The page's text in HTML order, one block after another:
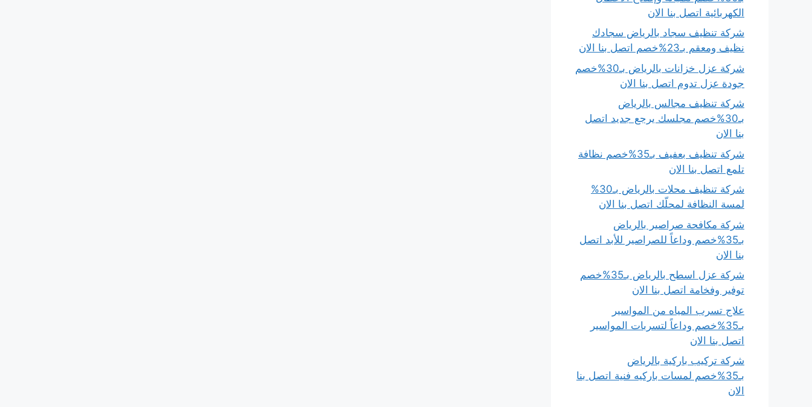
الكهربائية اتصل بنا الان
شركة تنظيف سجاد بالرياض سجادك
نظيف ومعقم بـ23%خصم اتصل بنا الان
شركة عزل خزانات بالرياض بـ30%خصم
جودة عزل تدوم اتصل بنا الان
شركة تنظيف مجالس بالرياض
بـ30%خصم مجلسك يرجع جديد اتصل
بنا الان
شركة تنظيف بعفيف بـ35%خصم نظافة
تلمع اتصل بنا الان
شركة تنظيف محلات بالرياض بـ30%
لمسة النظافة لمحلّك اتصل بنا الان
شركة مكافحة صراصير بالرياض
بـ35%خصم وداعاً للصراصير للأبد اتصل
بنا الان
شركة عزل اسطح بالرياض بـ35%خصم
توفير وفخامة اتصل بنا الان
علاج تسرب المياه من المواسير
بـ35%خصم وداعاً لتسربات المواسير
اتصل بنا الان
شركة تركيب باركية بالرياض
بـ35%خصم لمسات باركيه فنية اتصل بنا
الان